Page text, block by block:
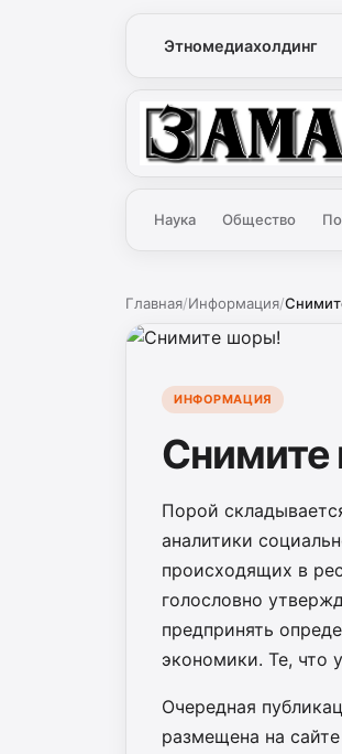
Этномедиахолдинг
Замана
Наука Общество
Главная/Информация/
ИНФОРМАЦИЯ
Порой
аналитики
происходящих в
голословно
предпринять
экономики. Те, что
Очередная
размещена на